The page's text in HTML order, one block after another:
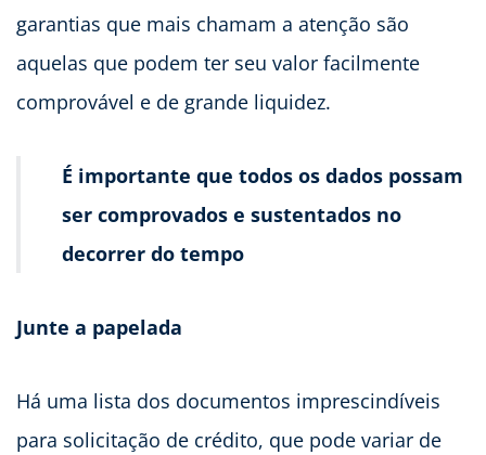
garantias que mais chamam a atenção são
aquelas que podem ter seu valor facilmente
comprovável e de grande liquidez.
É importante que todos os dados possam
ser comprovados e sustentados no
decorrer do tempo
Junte a papelada
Há uma lista dos documentos imprescindíveis
para solicitação de crédito, que pode variar de